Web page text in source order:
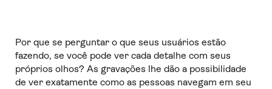
Por que se perguntar o que seus usuários estão
fazendo, se você pode ver cada detalhe com seus
próprios olhos? As gravações lhe dão a possibilidade
de ver exatamente como as pessoas navegam em seu